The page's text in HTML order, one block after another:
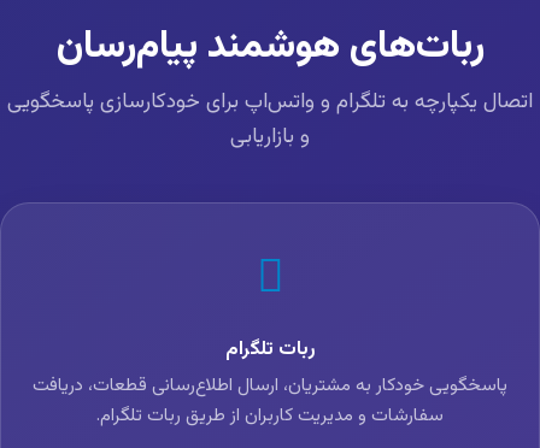
ربات‌های هوشمند پیام‌رسان
یکپارچه به تلگرام و واتس‌اپ برای خودکارسازی پاسخگویی
و بازاریابی
ربات تلگرام
پاسخگویی خودکار به مشتریان، ارسال اطلاع‌رسانی قطعات، دریافت
سفارشات و مدیریت کاربران از طریق ربات تلگرام.